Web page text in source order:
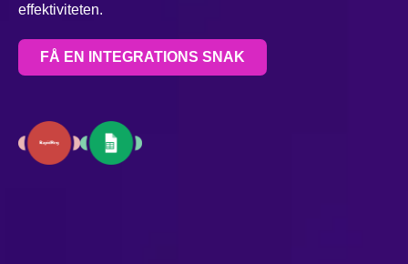
effektiviteten.
FÅ EN INTEGRATIONS SNAK